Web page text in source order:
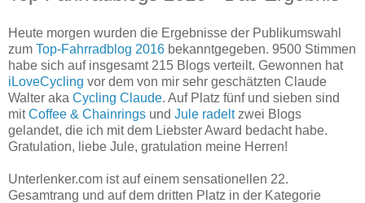
Heute morgen wurden die Ergebnisse der Publikumswahl
zum Top-Fahrradblog 2016 bekanntgegeben. 9500 Stimmen
habe sich auf insgesamt 215 Blogs verteilt. Gewonnen hat
iLoveCycling vor dem von mir sehr geschätzten Claude
Walter aka Cycling Claude. Auf Platz fünf und sieben sind
mitCoffee & Chainrings und Jule radeltzwei Blogs
gelandet, die ich mit dem Liebster Award bedacht habe.
Gratulation, liebe Jule, gratulation meine Herren!
Unterlenker.com ist auf einem sensationellen 22.
Gesamtrang und auf dem dritten Platz in der Kategorie